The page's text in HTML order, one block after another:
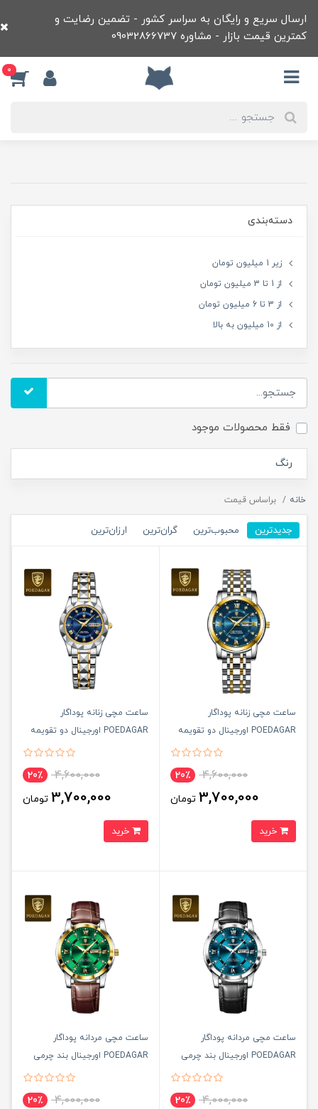
ارسال سریع و رایگان به سراسر کشور - تضمین رضایت و
کمترین قیمت بازار - مشاوره 09032866737
0
دسته‌بندی
زیر 1 میلیون تومان
از 1 تا 3 میلیون تومان
از 3 تا 6 میلیون تومان
از 10 میلیون به بالا
فقط محصولات موجود
رنگ
خانه براساس قیمت
جدیدترین محبوب‌ترین گران‌ترین ارزان‌ترین
ساعت مچی زنانه پوداگار
POEDAGAR اورجينال دو تقويمه
صفحه مشکی مدل M1 نسخه
4,600,000 20٪
3,700,000 تومان
ساعت مچی زنانه پوداگار
POEDAGAR اورجينال دو تقويمه
صفحه آبی نسخه اروپايی
4,600,000 20٪
3,700,000 تومان
ساعت مچی مردانه پوداگار
POEDAGAR اورجينال بند چرمی
مشکی صفحه آبی نسخه اروپايی
4,000,000 20٪
ساعت مچی مردانه پوداگار
POEDAGAR اورجينال بند چرمی
مشکی صفحه سبز نسخه اروپايی
4,000,000 20٪